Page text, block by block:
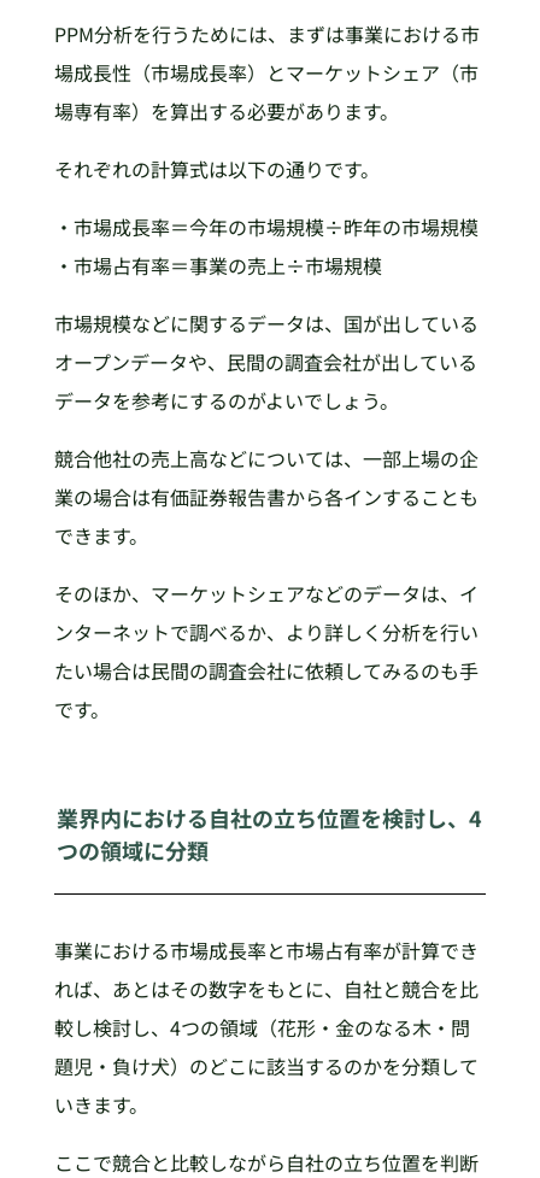
PPM分析を行うためには、まずは事業における市
場成長性（市場成長率）とマーケットシェア（市
場専有率）を算出する必要があります。
それぞれの計算式は以下の通りです。
・市場成長率＝今年の市場規模÷昨年の市場規模
・市場占有率＝事業の売上÷市場規模
市場規模などに関するデータは、国が出している
オープンデータや、民間の調査会社が出している
データを参考にするのがよいでしょう。
競合他社の売上高などについては、一部上場の企
業の場合は有価証券報告書から各インすることも
できます。
そのほか、マーケットシェアなどのデータは、イ
ンターネットで調べるか、より詳しく分析を行い
たい場合は民間の調査会社に依頼してみるのも手
です。
業界内における自社の立ち位置を検討し、4
つの領域に分類
事業における市場成長率と市場占有率が計算でき
れば、あとはその数字をもとに、自社と競合を比
較し検討し、4つの領域（花形・金のなる木・問
題児・負け犬）のどこに該当するのかを分類して
いきます。
ここで競合と比較しながら自社の立ち位置を判断